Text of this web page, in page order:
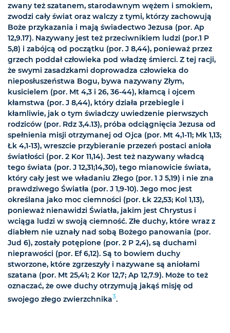
zwany też szatanem, starodawnym wężem i smokiem,
zwodzi cały świat oraz walczy z tymi, którzy zachowują
Boże przykazania i mają świadectwo Jezusa (por. Ap
12,9.17). Nazywany jest też przeciwnikiem ludzi (por.1 P
5,8) i zabójcą od początku (por. J 8,44), ponieważ przez
grzech poddał człowieka pod władzę śmierci. Z tej racji,
że swymi zasadzkami doprowadza człowieka do
nieposłuszeństwa Bogu, bywa nazywany Złym,
kusicielem (por. Mt 4,3 i 26, 36-44), kłamcą i ojcem
kłamstwa (por. J 8,44), który działa przebiegle i
kłamliwie, jak o tym świadczy uwiedzenie pierwszych
rodziców (por. Rdz 3,4.13), próba odciągnięcia Jezusa od
spełnienia misji otrzymanej od Ojca (por. Mt 4,1-11; Mk 1,13;
Łk 4,1-13), wreszcie przybieranie przezeń postaci anioła
światłości (por. 2 Kor 11,14). Jest też nazywany władcą
tego świata (por. J 12,31;14,30), tego mianowicie świata,
który cały jest we władaniu Złego (por. 1 J 5,19) i nie zna
prawdziwego Światła (por. J 1,9-10). Jego moc jest
określana jako moc ciemności (por. Łk 22,53; Kol 1,13),
ponieważ nienawidzi Światła, jakim jest Chrystus i
wciąga ludzi w swoją ciemność. Złe duchy, które wraz z
diabłem nie uznały nad sobą Bożego panowania (por.
Jud 6), zostały potępione (por. 2 P 2,4), są duchami
nieprawości (por. Ef 6,12). Są to bowiem duchy
stworzone, które zgrzeszyły i nazywane są aniołami
szatana (por. Mt 25,41; 2 Kor 12,7; Ap 12,7.9). Może to też
oznaczać, że owe duchy otrzymują jakąś misję od
swojego złego zwierzchnika3.